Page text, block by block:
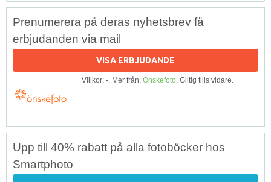
Prenumerera på deras nyhetsbrev få
erbjudanden via mail
VISA ERBJUDANDE
Villkor: -. Mer från: Önskefoto. Giltig tills vidare.
Upp till 40% rabatt på alla fotoböcker hos
Smartphoto